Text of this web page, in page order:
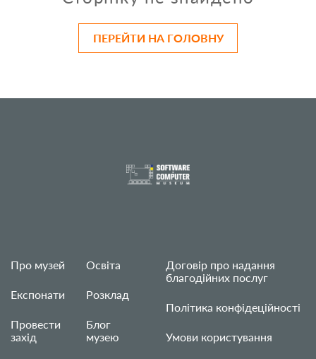
ПЕРЕЙТИ НА ГОЛОВНУ
Про музей
Експонати
Провести
захід
Освіта
Розклад
Блог
музею
Договір про надання
благодійних послуг
Політика конфідеційності
Умови користування